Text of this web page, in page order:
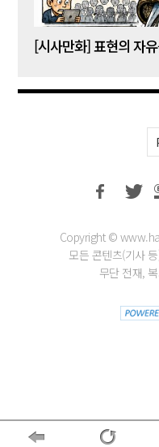
[시사만화] 표현의 자
Copyright ©
모든 콘텐츠(기사
무단 전재,